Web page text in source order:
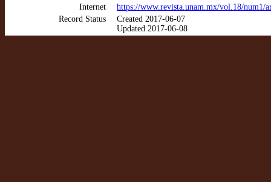
Internet
https://www.revista.unam.mx/vol.18/num1/
Record Status
Created 2017-06-07
Updated 2017-06-08